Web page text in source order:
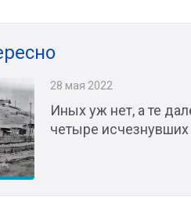
28 мая 2022
Иных уж нет, а те
четыре исчезнувших